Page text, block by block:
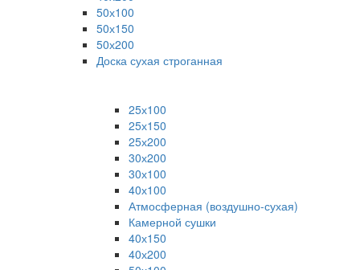
50х100
50х150
50х200
Доска сухая строганная
25х100
25х150
25х200
30х200
30х100
40х100
Атмосферная (воздушно-сухая)
Камерной сушки
40х150
40х200